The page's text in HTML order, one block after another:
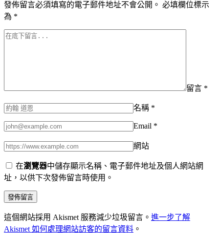
發佈留言必須填寫的電子郵件地址不會公開。 必填欄位標示
為 *
留言 *
名稱 *
Email *
網站
在瀏覽器中儲存顯示名稱、電子郵件地址及個人網站網
址，以供下次發佈留言時使用。
這個網站採用 Akismet 服務減少垃圾留言。 進一步了解
Akismet 如何處理網站訪客的留言資料 。